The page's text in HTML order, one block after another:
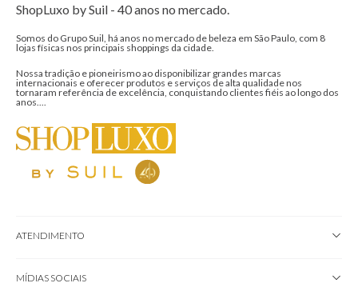
ShopLuxo by Suil - 40 anos no mercado.
Somos do Grupo Suil, há anos no mercado de beleza em São Paulo, com 8
lojas físicas nos principais shoppings da cidade.
Nossa tradição e pioneirismo ao disponibilizar grandes marcas
internacionais e oferecer produtos e serviços de alta qualidade nos
tornaram referência de excelência, conquistando clientes fiéis ao longo dos
anos....
ATENDIMENTO
MÍDIAS SOCIAIS